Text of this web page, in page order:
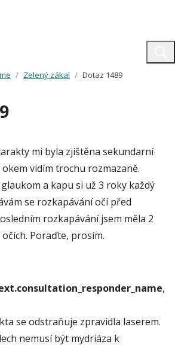
Zelený zákal Dotaz 1489
mi byla zjištěna sekundarní
vidím trochu rozmazaně.
a kapu si už 3 roky každý
se rozkapávání očí před
rozkapávání jsem měla 2
Poraďte, prosím.
,
se odstraňuje zpravidla laserem.
nemusí být mydriáza k